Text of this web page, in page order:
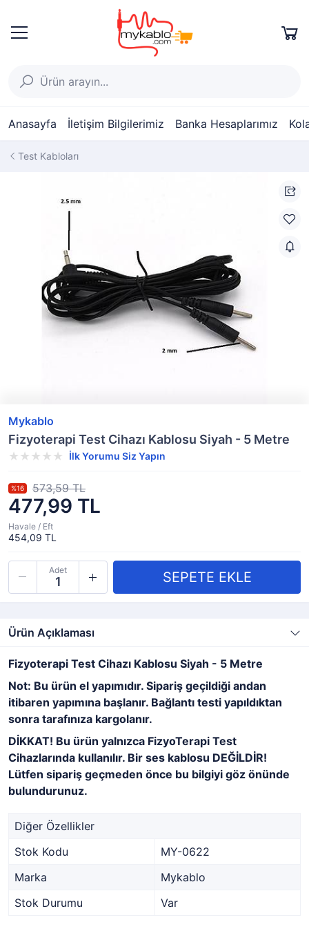
Anasayfa İletişim Bilgilerimiz Banka Hesaplarımız
Test Kabloları
Mykablo
Fizyoterapi Test Cihazı Kablosu Siyah - 5 Metre
İlk Yorumu Siz Yapın
477,99 TL
%16 573,59 TL
Havale / Eft
454,09 TL
Adet
Ürün Açıklaması
Fizyoterapi Test Cihazı Kablosu Siyah - 5 Metre
Not: Bu ürün el yapımıdır. Sipariş geçildiği andan
itibaren yapımına başlanır. Bağlantı testi yapıldıktan
sonra tarafınıza kargolanır.
DİKKAT! Bu ürün yalnızca FizyoTerapi Test
Cihazlarında kullanılır. Bir ses kablosu DEĞİLDİR!
Lütfen sipariş geçmeden önce bu bilgiyi göz önünde
bulundurunuz.
Diğer Özellikler
Stok Kodu
MY-0622
Marka
Mykablo
Stok Durumu
Var